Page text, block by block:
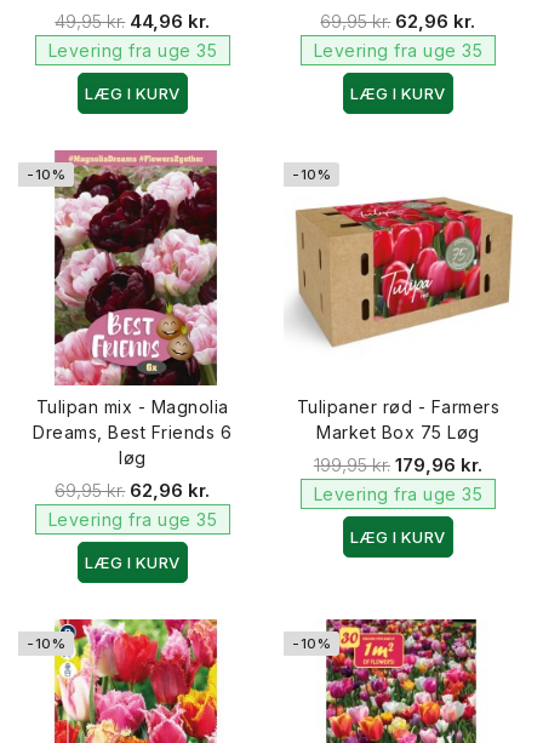
49,95 kr. 44,96 kr.
Levering fra uge 35
LÆG I KURV
69,95 kr. 62,96 kr.
Levering fra uge 35
LÆG I KURV
-10%
Tulipan mix - Magnolia
Dreams, Best Friends 6
løg
69,95 kr. 62,96 kr.
Levering fra uge 35
LÆG I KURV
-10%
Tulipaner rød - Farmers
Market Box 75 Løg
199,95 kr. 179,96 kr.
Levering fra uge 35
LÆG I KURV
-10% -10%